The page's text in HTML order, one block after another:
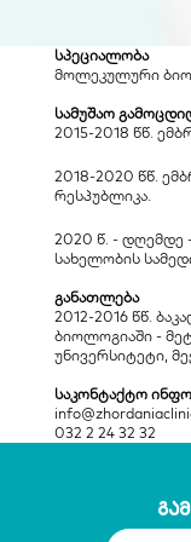
სპეციალობა
მოლეკულური
სამუშაო
2015-2018 წწ.
2018-2020 წწ.
რესპუბლიკა.
2020 წ. - დღემდე
სახელობის
განათლება
2012-2016 წწ.
ბიოლოგიაში -
უნივერსიტეტი,
საკონტაქტო ინფო
032 2 24 32 32